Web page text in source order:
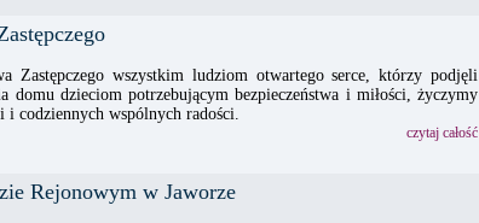
Zastępczego wszystkim ludziom otwartego serce, którzy podjęli
domu dzieciom potrzebującym bezpieczeństwa i miłości, życzymy
i codziennych wspólnych radości.
czytaj całość
Rejonowym w Jaworze